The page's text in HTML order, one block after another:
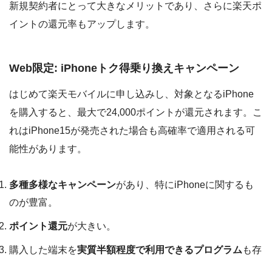
新規契約者にとって大きなメリットであり、さらに楽天ポ
イントの還元率もアップします。
Web限定: iPhoneトク得乗り換えキャンペーン
はじめて楽天モバイルに申し込みし、対象となるiPhone
を購入すると、最大で24,000ポイントが還元されます。こ
れはiPhone15が発売された場合も高確率で適用される可
能性があります。
多種多様なキャンペーンがあり、特にiPhoneに関するも
のが豊富。
ポイント還元が大きい。
購入した端末を実質半額程度で利用できるプログラム も存